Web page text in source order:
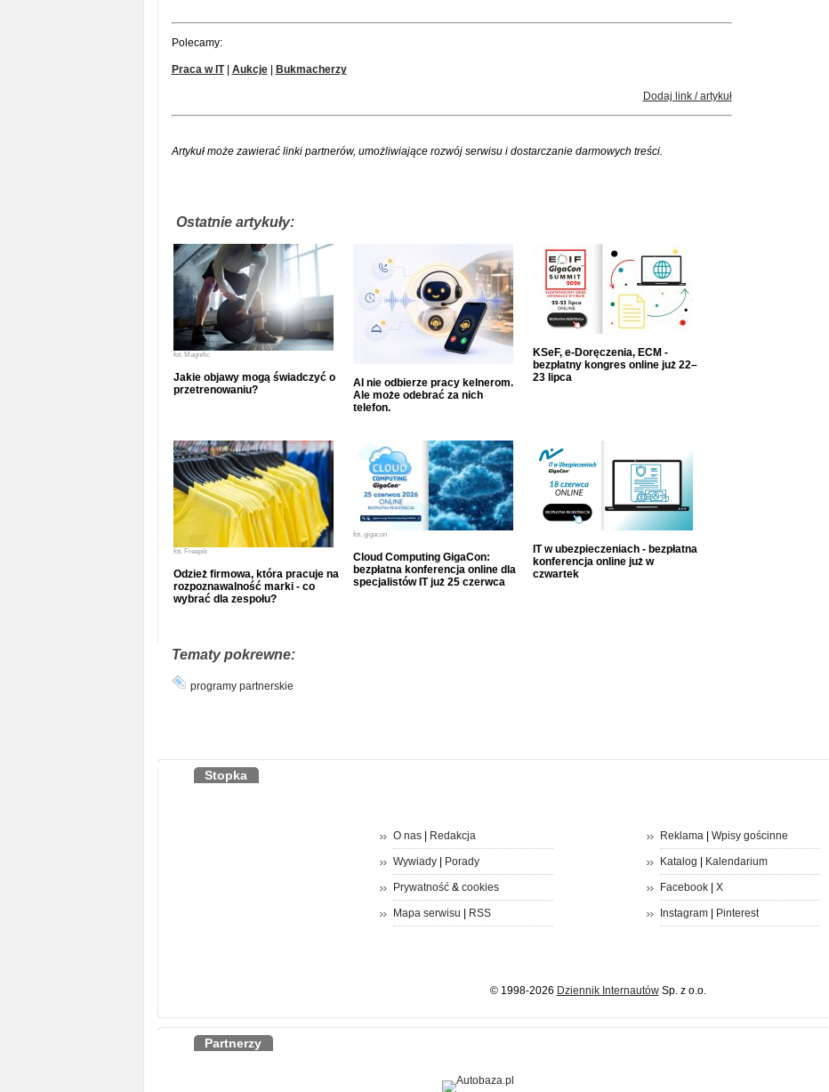
Polecamy:
Praca w IT| Aukcje| Bukmacherzy
Dodaj link / artykuł
Artykuł może zawierać linki partnerów, umożliwiające rozwój serwisu i dostarczanie darmowych treści.
Ostatnie artykuły:
fot. Magnific
Jakie objawy mogą świadczyć o
przetrenowaniu?
AI nie odbierze pracy kelnerom.
Ale może odebrać za nich
telefon.
KSeF, e-Doręczenia, ECM -
bezpłatny kongres online już 22–
23 lipca
fot. Freepik
Odzież firmowa, która pracuje na
rozpoznawalność marki - co
wybrać dla zespołu?
fot. gigacon
Cloud Computing GigaCon:
bezpłatna konferencja online dla
specjalistów IT już 25 czerwca
IT w ubezpieczeniach - bezpłatna
konferencja online już w
czwartek
Tematy pokrewne:
programy partnerskie
Stopka
O nas| Redakcja
Wywiady| Porady
Prywatność& cookies
Mapa serwisu RSS
Reklama| Wpisy gościnne
Katalog Kalendarium
Facebook| X
Instagram| Pinterest
© 1998-2026 Dziennik InternautówSp. z o.o.
Partnerzy